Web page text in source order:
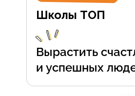
Школы ТОП
Вырастить
и успешных